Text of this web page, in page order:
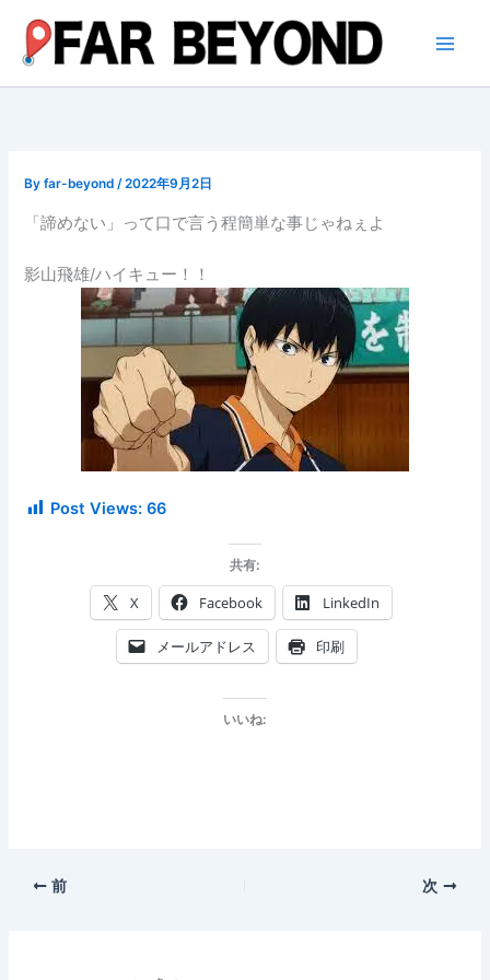
ス
Byfar-beyond/2022年9月2日
「諦めない」って口で言う程簡単な事じゃねぇよ
影山飛雄/ハイキュー！！
Post Views: 66
共有:
X Facebook LinkedIn
メールアドレス 印刷
いいね:
前 次